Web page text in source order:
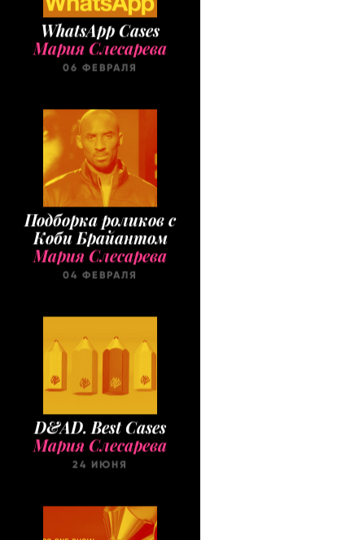
WhatsApp Cases
Мария Слесарева
06 ФЕВРАЛЯ
Подборка роликов с
Коби Брайантом
Мария Слесарева
04 ФЕВРАЛЯ
D&AD. Best Cases
Мария Слесарева
24 ИЮНЯ